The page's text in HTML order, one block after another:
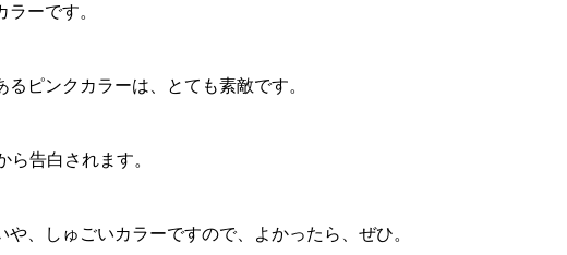
ーです。
ピンクカラーは、とても素敵です。
ら告白されます。
や、しゅごいカラーですので、よかったら、ぜひ。